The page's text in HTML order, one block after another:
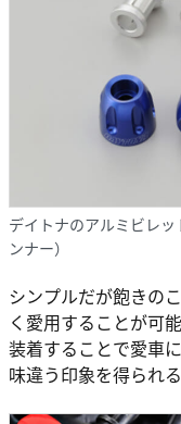
デイトナのアルミビレ
ンナー）
シンプルだが飽きの
く愛用することが可
装着することで愛車
味違う印象を得られる